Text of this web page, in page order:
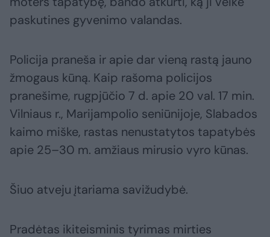
paskutines gyvenimo valandas.
Policija praneša ir apie dar vieną rastą jauno
žmogaus kūną. Kaip rašoma policijos
pranešime, rugpjūčio 7 d. apie 20 val. 17 min.
Vilniaus r., Marijampolio seniūnijoje, Slabados
kaimo miške, rastas nenustatytos tapatybės
apie 25–30 m. amžiaus mirusio vyro kūnas.
Šiuo atveju įtariama savižudybė.
Pradėtas ikiteisminis tyrimas mirties